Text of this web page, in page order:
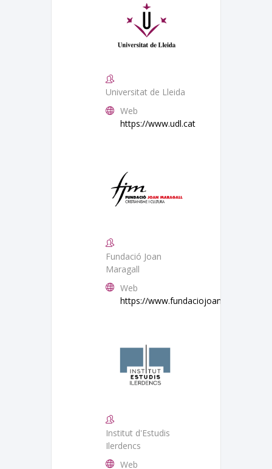
Universitat de Lleida
Web
https://www.udl.cat
Fundació Joan
Maragall
Web
https://
Institut d'Estudis
Ilerdencs
Web